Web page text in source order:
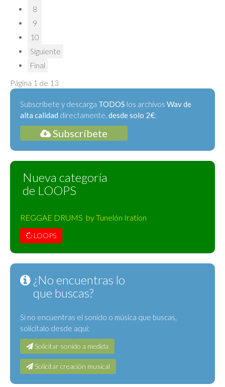
8
9
10
Siguiente
Final
Página 1 de 13
Subscríbete y descarga TODOS los archivos Wav de
alta calidad directamente, desde solo 2€:
Subscríbete
Nueva categoría
de LOOPS
REGGAE DRUMS by Tunelón Iration
LOOPS
¿No encuentras lo
que buscas?
Si no encuentras el sonido o música que buscas,
solicítalo desde aquí:
Solicitar sonido a medida
Solicitar creación musical